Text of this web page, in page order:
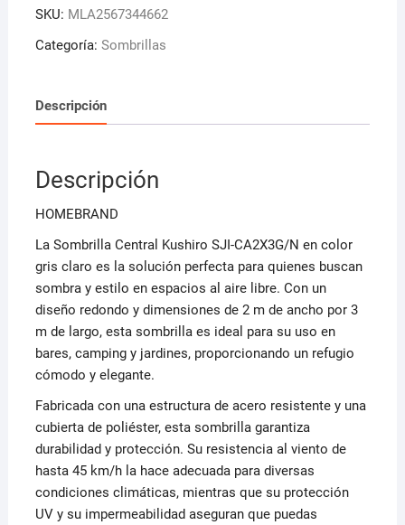
SKU: MLA2567344662
Categoría: Sombrillas
Descripción
Descripción
HOMEBRAND
La Sombrilla Central Kushiro SJI-CA2X3G/N en color
gris claro es la solución perfecta para quienes buscan
sombra y estilo en espacios al aire libre. Con un
diseño redondo y dimensiones de 2 m de ancho por 3
m de largo, esta sombrilla es ideal para su uso en
bares, camping y jardines, proporcionando un refugio
cómodo y elegante.
Fabricada con una estructura de acero resistente y una
cubierta de poliéster, esta sombrilla garantiza
durabilidad y protección. Su resistencia al viento de
hasta 45 km/h la hace adecuada para diversas
condiciones climáticas, mientras que su protección
UV y su impermeabilidad aseguran que puedas